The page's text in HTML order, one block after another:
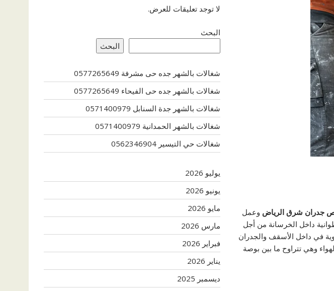
جدران شرق الرياض وعمل
داخل الخرسانة من أجل
في داخل الأسقف والجدران
وهي تتراوح ما بين بوصة
لا توجد تعليقات للعرض.
البحث
البحث
شغالات بالشهر جده حى مشرفة 0577265649
شغالات بالشهر جده حى الفيحاء 0577265649
شغالات بالشهر جدة السنابل 0571400979
شغالات بالشهر الحمدانية 0571400979
شغالات حي التيسير 0562346904
يوليو 2026
يونيو 2026
مايو 2026
مارس 2026
فبراير 2026
يناير 2026
ديسمبر 2025